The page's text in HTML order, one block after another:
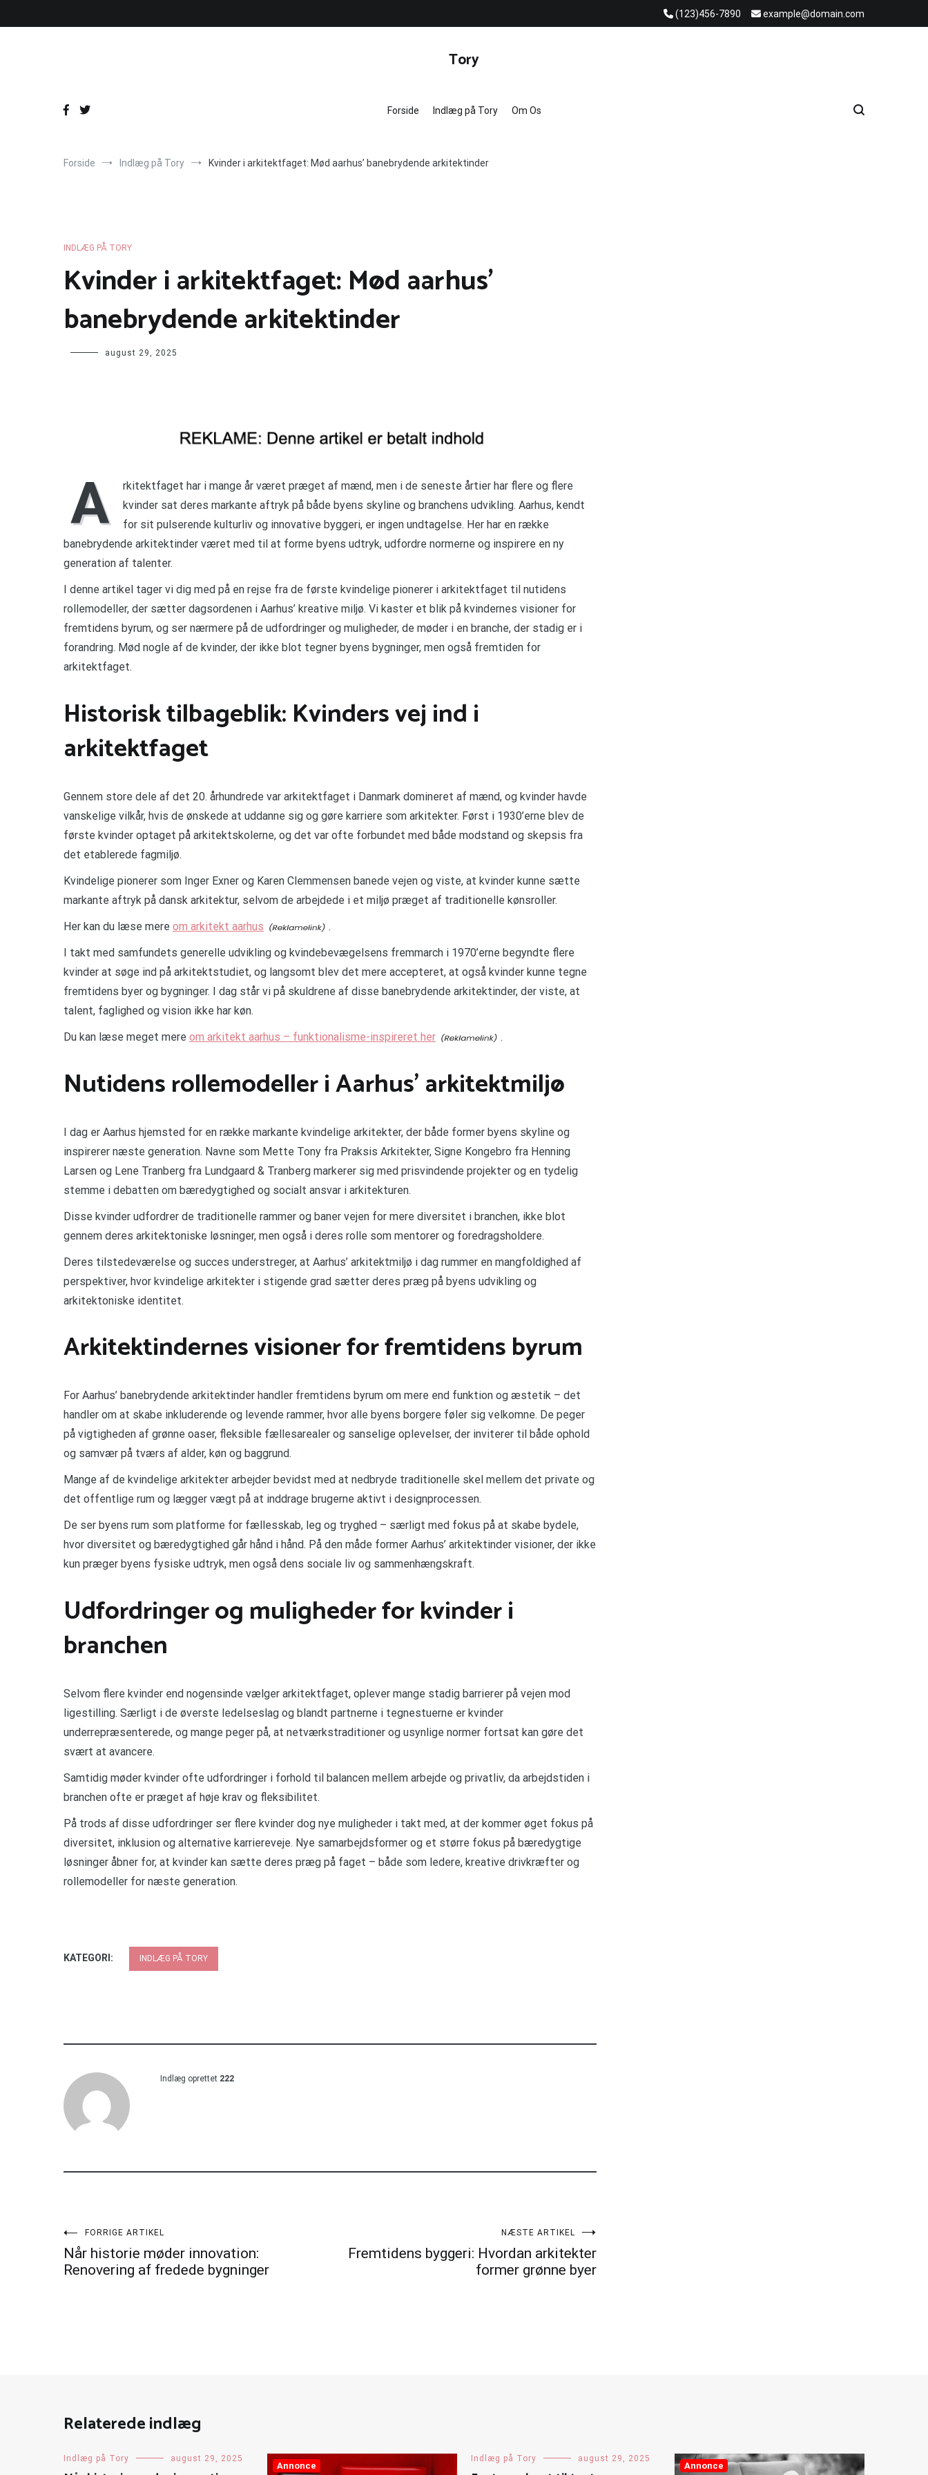
(123)456-7890 example@domain.com
Tory
Forside Indlæg på Tory Om Os
Forside Indlæg på Tory Kvinder i arkitektfaget: Mød aarhus’ banebrydende arkitektinder
INDLÆG PÅ TORY
Kvinder i arkitektfaget: Mød aarhus’
banebrydende arkitektinder
august 29, 2025
A
rkitektfaget har i mange år været præget af mænd, men i de seneste årtier har flere og flere
kvinder sat deres markante aftryk på både byens skyline og branchens udvikling. Aarhus, kendt
for sit pulserende kulturliv og innovative byggeri, er ingen undtagelse. Her har en række
banebrydende arkitektinder været med til at forme byens udtryk, udfordre normerne og inspirere en ny
generation af talenter.
I denne artikel tager vi dig med på en rejse fra de første kvindelige pionerer i arkitektfaget til nutidens
rollemodeller, der sætter dagsordenen i Aarhus’ kreative miljø. Vi kaster et blik på kvindernes visioner for
fremtidens byrum, og ser nærmere på de udfordringer og muligheder, de møder i en branche, der stadig er i
forandring. Mød nogle af de kvinder, der ikke blot tegner byens bygninger, men også fremtiden for
arkitektfaget.
Historisk tilbageblik: Kvinders vej ind i
arkitektfaget
Gennem store dele af det 20. århundrede var arkitektfaget i Danmark domineret af mænd, og kvinder havde
vanskelige vilkår, hvis de ønskede at uddanne sig og gøre karriere som arkitekter. Først i 1930’erne blev de
første kvinder optaget på arkitektskolerne, og det var ofte forbundet med både modstand og skepsis fra
det etablerede fagmiljø.
Kvindelige pionerer som Inger Exner og Karen Clemmensen banede vejen og viste, at kvinder kunne sætte
markante aftryk på dansk arkitektur, selvom de arbejdede i et miljø præget af traditionelle kønsroller.
Her kan du læse mere om arkitekt aarhus
.
I takt med samfundets generelle udvikling og kvindebevægelsens fremmarch i 1970’erne begyndte flere
kvinder at søge ind på arkitektstudiet, og langsomt blev det mere accepteret, at også kvinder kunne tegne
fremtidens byer og bygninger. I dag står vi på skuldrene af disse banebrydende arkitektinder, der viste, at
talent, faglighed og vision ikke har køn.
Du kan læse meget mere om arkitekt aarhus – funktionalisme-inspireret her .
Nutidens rollemodeller i Aarhus’ arkitektmiljø
I dag er Aarhus hjemsted for en række markante kvindelige arkitekter, der både former byens skyline og
inspirerer næste generation. Navne som Mette Tony fra Praksis Arkitekter, Signe Kongebro fra Henning
Larsen og Lene Tranberg fra Lundgaard & Tranberg markerer sig med prisvindende projekter og en tydelig
stemme i debatten om bæredygtighed og socialt ansvar i arkitekturen.
Disse kvinder udfordrer de traditionelle rammer og baner vejen for mere diversitet i branchen, ikke blot
gennem deres arkitektoniske løsninger, men også i deres rolle som mentorer og foredragsholdere.
Deres tilstedeværelse og succes understreger, at Aarhus’ arkitektmiljø i dag rummer en mangfoldighed af
perspektiver, hvor kvindelige arkitekter i stigende grad sætter deres præg på byens udvikling og
arkitektoniske identitet.
Arkitektindernes visioner for fremtidens byrum
For Aarhus’ banebrydende arkitektinder handler fremtidens byrum om mere end funktion og æstetik – det
handler om at skabe inkluderende og levende rammer, hvor alle byens borgere føler sig velkomne. De peger
på vigtigheden af grønne oaser, fleksible fællesarealer og sanselige oplevelser, der inviterer til både ophold
og samvær på tværs af alder, køn og baggrund.
Mange af de kvindelige arkitekter arbejder bevidst med at nedbryde traditionelle skel mellem det private og
det offentlige rum og lægger vægt på at inddrage brugerne aktivt i designprocessen.
De ser byens rum som platforme for fællesskab, leg og tryghed – særligt med fokus på at skabe bydele,
hvor diversitet og bæredygtighed går hånd i hånd. På den måde former Aarhus’ arkitektinder visioner, der ikke
kun præger byens fysiske udtryk, men også dens sociale liv og sammenhængskraft.
Udfordringer og muligheder for kvinder i
branchen
Selvom flere kvinder end nogensinde vælger arkitektfaget, oplever mange stadig barrierer på vejen mod
ligestilling. Særligt i de øverste ledelseslag og blandt partnerne i tegnestuerne er kvinder
underrepræsenterede, og mange peger på, at netværkstraditioner og usynlige normer fortsat kan gøre det
svært at avancere.
Samtidig møder kvinder ofte udfordringer i forhold til balancen mellem arbejde og privatliv, da arbejdstiden i
branchen ofte er præget af høje krav og fleksibilitet.
På trods af disse udfordringer ser flere kvinder dog nye muligheder i takt med, at der kommer øget fokus på
diversitet, inklusion og alternative karriereveje. Nye samarbejdsformer og et større fokus på bæredygtige
løsninger åbner for, at kvinder kan sætte deres præg på faget – både som ledere, kreative drivkræfter og
rollemodeller for næste generation.
KATEGORI: INDLÆG PÅ TORY
Indlæg oprettet 222
Indlægsnavigation
FORRIGE ARTIKEL
Når historie møder innovation:
Renovering af fredede bygninger
NÆSTE ARTIKEL
Fremtidens byggeri: Hvordan arkitekter
former grønne byer
Relaterede indlæg
Indlæg på Tory august 29, 2025
Annonce
Indlæg på Tory august 29, 2025
Annonce